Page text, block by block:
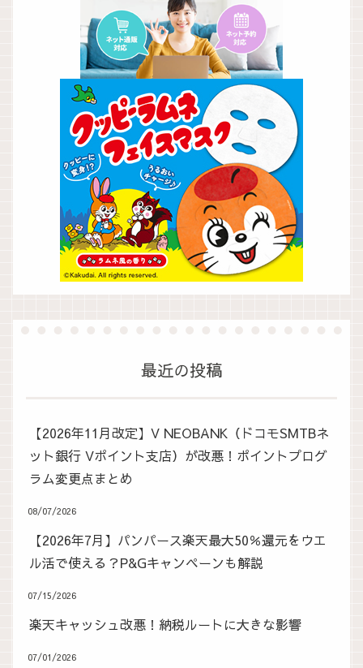
最近の投稿
【2026年11月改定】V NEOBANK（ドコモSMTBネ
ット銀行 Vポイント支店）が改悪！ポイントプログ
ラム変更点まとめ
08/07/2026
【2026年7月】パンパース楽天最大50％還元をウエ
ル活で使える？P&Gキャンペーンも解説
07/15/2026
楽天キャッシュ改悪！納税ルートに大きな影響
07/01/2026